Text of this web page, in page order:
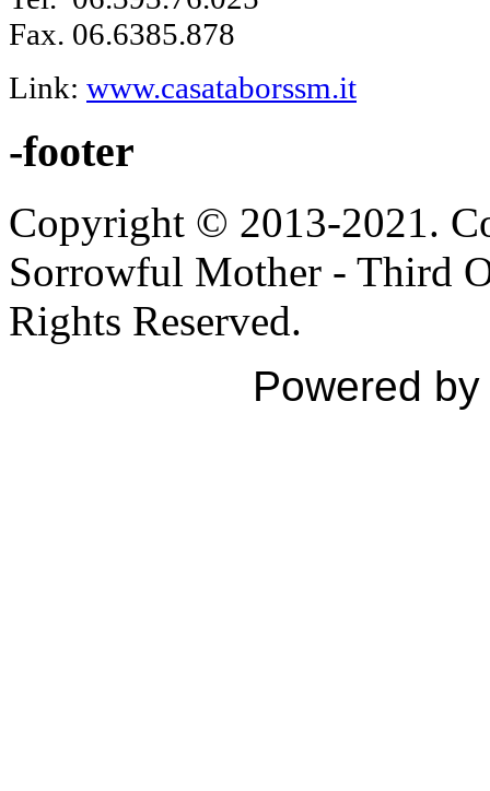
Fax. 06.6385.878
Link: www.casataborssm.it
-footer
Copyright © 2013-2021.
Sorrowful Mother - Third
Rights Reserved.
Powered